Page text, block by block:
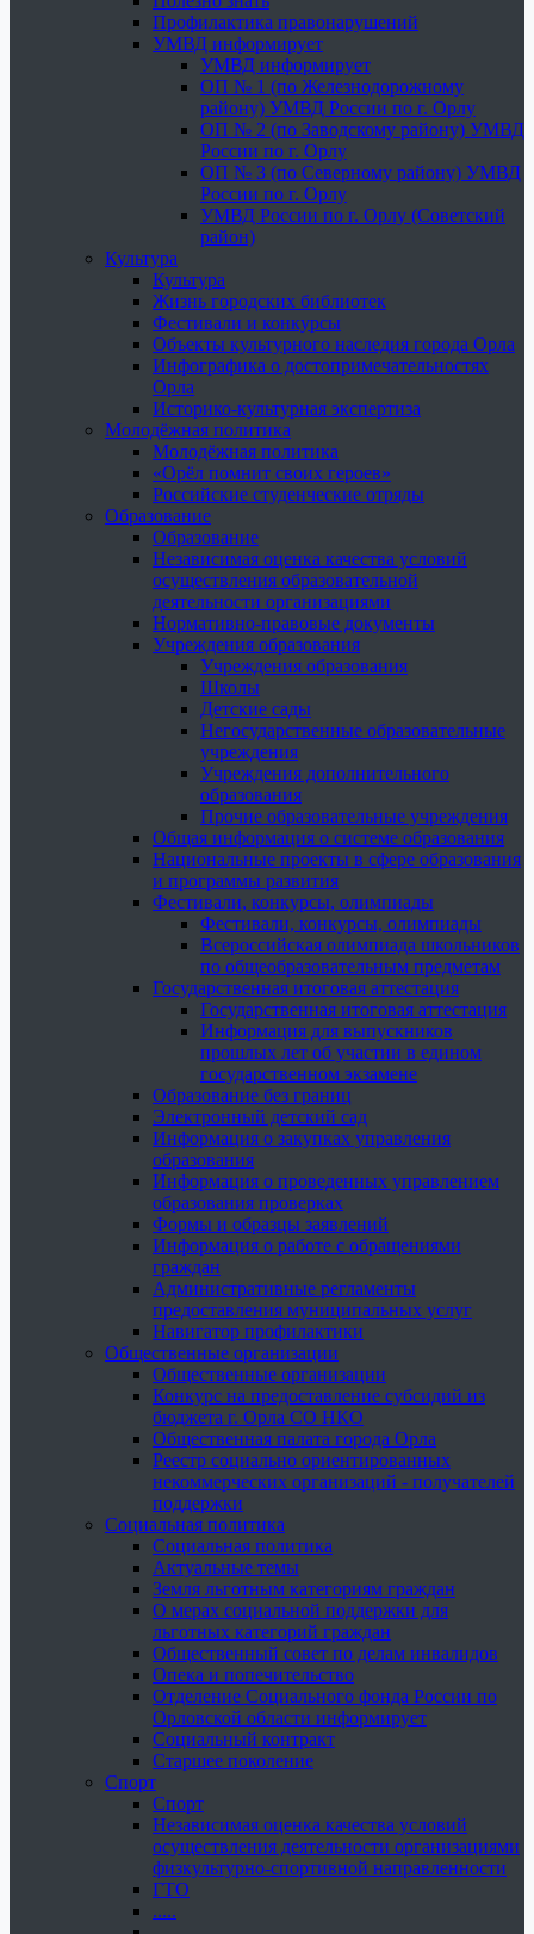
Профилактика правонарушений
УМВД информирует
УМВД информирует
ОП № 1 (по Железнодорожному
району) УМВД России по г. Орлу
ОП № 2 (по Заводскому району) УМВД
России по г. Орлу
ОП № 3 (по Северному району) УМВД
России по г. Орлу
УМВД России по г. Орлу (Советский
район)
Культура
Культура
Жизнь городских библиотек
Фестивали и конкурсы
Объекты культурного наследия города Орла
Инфографика о достопримечательностях
Орла
Историко-культурная экспертиза
Молодёжная политика
Молодёжная политика
«Орёл помнит своих героев»
Российские студенческие отряды
Образование
Образование
Независимая оценка качества условий
осуществления образовательной
деятельности организациями
Нормативно-правовые документы
Учреждения образования
Учреждения образования
Школы
Детские сады
Негосударственные образовательные
учреждения
Учреждения дополнительного
образования
Прочие образовательные учреждения
Общая информация о системе образования
Национальные проекты в сфере образования
и программы развития
Фестивали, конкурсы, олимпиады
Фестивали, конкурсы, олимпиады
Всероссийская олимпиада школьников
по общеобразовательным предметам
Государственная итоговая аттестация
Государственная итоговая аттестация
Информация для выпускников
прошлых лет об участии в едином
государственном экзамене
Образование без границ
Электронный детский сад
Информация о закупках управления
образования
Информация о проведенных управлением
образования проверках
Формы и образцы заявлений
Информация о работе с обращениями
граждан
Административные регламенты
предоставления муниципальных услуг
Навигатор профилактики
Общественные организации
Общественные организации
Конкурс на предоставление субсидий из
бюджета г. Орла СО НКО
Общественная палата города Орла
Реестр социально ориентированных
некоммерческих организаций - получателей
поддержки
Социальная политика
Социальная политика
Актуальные темы
Земля льготным категориям граждан
О мерах социальной поддержки для
льготных категорий граждан
Общественный совет по делам инвалидов
Опека и попечительство
Отделение Социального фонда России по
Орловской области информирует
Социальный контракт
Старшее поколение
Спорт
Спорт
Независимая оценка качества условий
осуществления деятельности организациями
физкультурно-спортивной направленности
ГТО
.....